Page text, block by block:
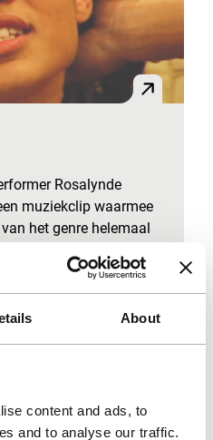
About
content and ads, to
and to analyse our traffic.
Rosalynde
muziekclip waarmee
het genre helemaal